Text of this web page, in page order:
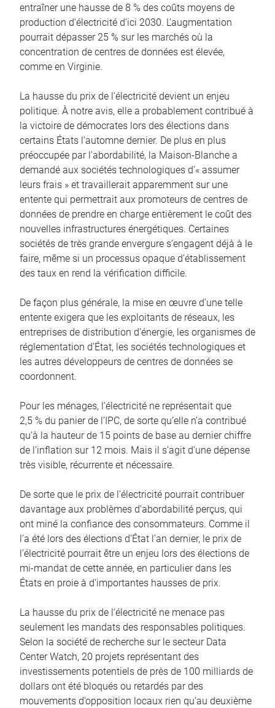
entraîner une hausse de 8 % des coûts moyens de
production d’électricité d’ici 2030. L’augmentation
pourrait dépasser 25 % sur les marchés où la
concentration de centres de données est élevée,
comme en Virginie.
La hausse du prix de l’électricité devient un enjeu
politique. À notre avis, elle a probablement contribué à
la victoire de démocrates lors des élections dans
certains États l’automne dernier. De plus en plus
préoccupée par l’abordabilité, la Maison-Blanche a
demandé aux sociétés technologiques d’« assumer
leurs frais » et travaillerait apparemment sur une
entente qui permettrait aux promoteurs de centres de
données de prendre en charge entièrement le coût des
nouvelles infrastructures énergétiques. Certaines
sociétés de très grande envergure s’engagent déjà à le
faire, même si un processus opaque d’établissement
des taux en rend la vérification difficile.
De façon plus générale, la mise en œuvre d’une telle
entente exigera que les exploitants de réseaux, les
entreprises de distribution d’énergie, les organismes de
réglementation d’État, les sociétés technologiques et
les autres développeurs de centres de données se
coordonnent.
Pour les ménages, l’électricité ne représentait que
2,5 % du panier de l’IPC, de sorte qu’elle n’a contribué
qu’à la hauteur de 15 points de base au dernier chiffre
de l’inflation sur 12 mois. Mais il s’agit d’une dépense
très visible, récurrente et nécessaire.
De sorte que le prix de l’électricité pourrait contribuer
davantage aux problèmes d’abordabilité perçus, qui
ont miné la confiance des consommateurs. Comme il
l’a été lors des élections d’État l’an dernier, le prix de
l’électricité pourrait être un enjeu lors des élections de
mi-mandat de cette année, en particulier dans les
États en proie à d’importantes hausses de prix.
La hausse du prix de l’électricité ne menace pas
seulement les mandats des responsables politiques.
Selon la société de recherche sur le secteur Data
Center Watch, 20 projets représentant des
investissements potentiels de près de 100 milliards de
dollars ont été bloqués ou retardés par des
mouvements d’opposition locaux rien qu’au deuxième